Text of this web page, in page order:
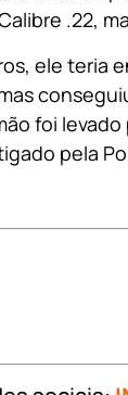
.22,
ele teria
foi
pela